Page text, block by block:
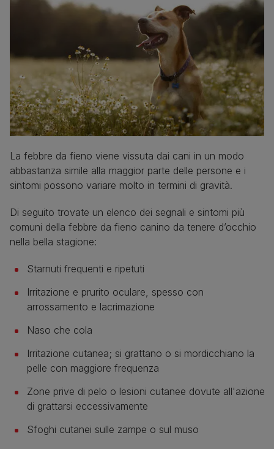
La febbre da fieno viene vissuta dai cani in un modo
abbastanza simile alla maggior parte delle persone e i
sintomi possono variare molto in termini di gravità.
Di seguito trovate un elenco dei segnali e sintomi più
comuni della febbre da fieno canino da tenere d’occhio
nella bella stagione:
Starnuti frequenti e ripetuti
Irritazione e prurito oculare, spesso con
arrossamento e lacrimazione
Naso che cola
Irritazione cutanea; si grattano o si mordicchiano la
pelle con maggiore frequenza
Zone prive di pelo o lesioni cutanee dovute all'azione
di grattarsi eccessivamente
Sfoghi cutanei sulle zampe o sul muso